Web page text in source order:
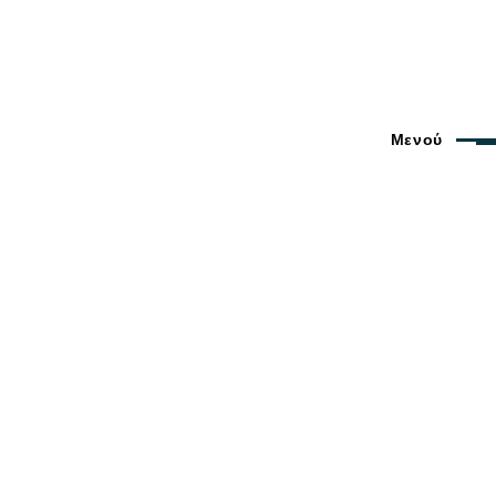
Μενού